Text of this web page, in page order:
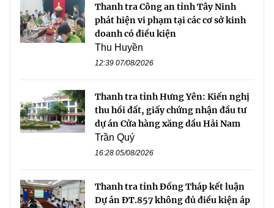
Thanh tra Công an tỉnh Tây Ninh
phát hiện vi phạm tại các cơ sở kinh
doanh có điều kiện
Thu Huyền
12:39 07/08/2026
Thanh tra tỉnh Hưng Yên: Kiến nghị
thu hồi đất, giấy chứng nhận đầu tư
dự án Cửa hàng xăng dầu Hải Nam
Trần Quý
16:28 05/08/2026
Thanh tra tỉnh Đồng Tháp kết luận
Dự án ĐT.857 không đủ điều kiện áp